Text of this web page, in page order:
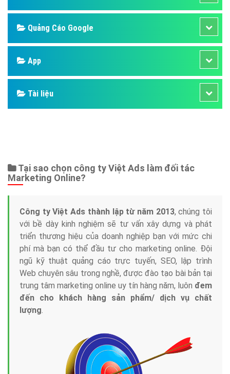
Quảng Cáo Google
App
Tài liệu
Tại sao chọn công ty Việt Ads làm đối tác
Marketing Online?